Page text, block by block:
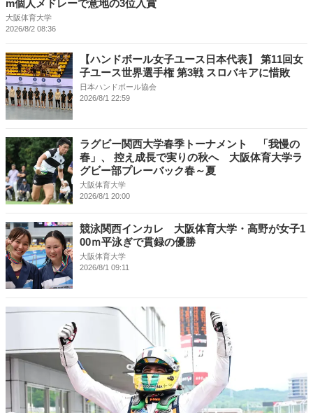
m個人メドレーで意地の3位入賞
大阪体育大学
2026/8/2 08:36
【ハンドボール女子ユース日本代表】 第11回女
子ユース世界選手権 第3戦 スロバキアに惜敗
日本ハンドボール協会
2026/8/1 22:59
ラグビー関西大学春季トーナメント 「我慢の
春」、 控え成長で実りの秋へ 大阪体育大学ラ
グビー部プレーバック春～夏
大阪体育大学
2026/8/1 20:00
競泳関西インカレ 大阪体育大学・高野が女子1
00ｍ平泳ぎで貫録の優勝
大阪体育大学
2026/8/1 09:11